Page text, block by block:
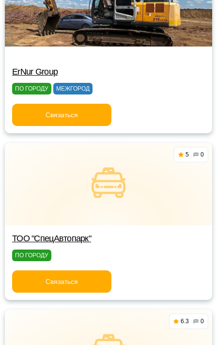
ErNur Group
ПО ГОРОДУ МЕЖГОРОД
Связаться
5 0
ТОО "СпецАвтопарк"
ПО ГОРОДУ
Связаться
6.3 0